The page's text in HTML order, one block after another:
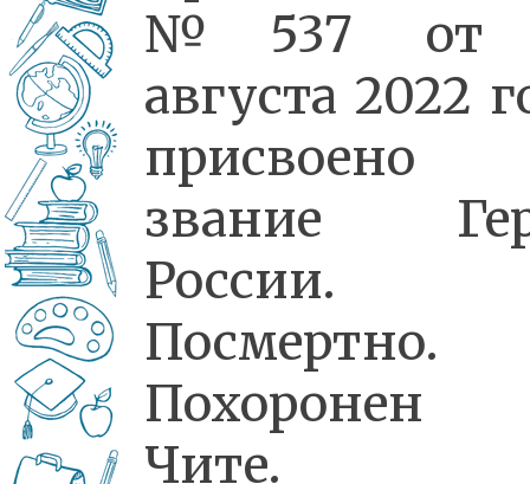
№537 от
августа 2022
присвоено
звание
России.
Посмертно.
Чите.